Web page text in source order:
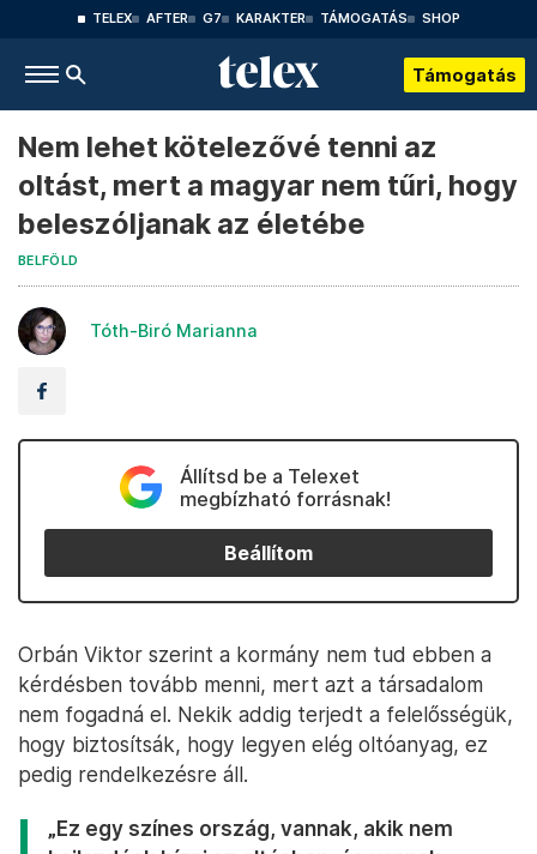
TELEX AFTER G7 KARAKTER TÁMOGATÁS SHOP
Támogatás
Nem lehet kötelezővé tenni az
oltást, mert a magyar nem tűri, hogy
beleszóljanak az életébe
BELFÖLD
Tóth-Biró Marianna
Állítsd be a Telexet
megbízható forrásnak!
Beállítom
Orbán Viktor szerint a kormány nem tud ebben a
kérdésben tovább menni, mert azt a társadalom
nem fogadná el. Nekik addig terjedt a felelősségük,
hogy biztosítsák, hogy legyen elég oltóanyag, ez
pedig rendelkezésre áll.
„Ez egy színes ország, vannak, akik nem